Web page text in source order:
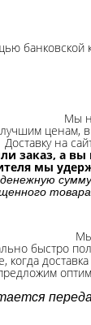
банковской
Мы
ценам, в
Доставку на
заказ, а вы
мы
быстро
когда